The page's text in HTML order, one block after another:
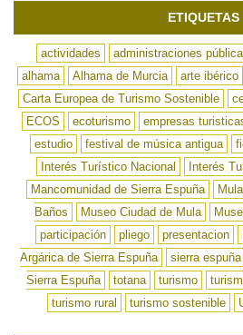
ETIQUETAS
actividades administraciones
alhama
Alhama de Murcia arte ibérico
Carta Europea de Turismo Sostenible
ECOS
ecoturismo empresas
estudio
festival de música antigua
Interés Turístico Nacional
Interés
Mancomunidad de Sierra Espuña
Mula
Baños
Museo Ciudad de Mula
participación
pliego presentacion
Argárica de Sierra Espuña
sierra espuña
Sierra Espuña
totana turismo
turismo rural
turismo sostenible